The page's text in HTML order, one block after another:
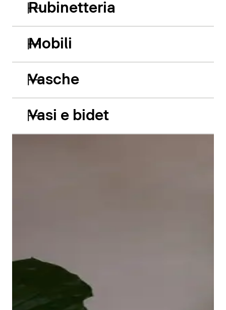
Rubinetteria
Mobili
Vasche
Le vasche da incasso in acrilico Balcoon riprendono
abilmente il gioco di due livelli e presentano due
caratteristiche estetiche di grande impatto: il bordo
Vasi e bidet